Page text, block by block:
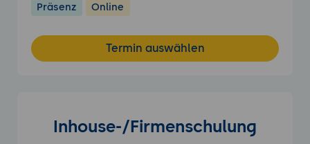
Präsenz Online
Termin auswählen
Inhouse-/Firmenschulung